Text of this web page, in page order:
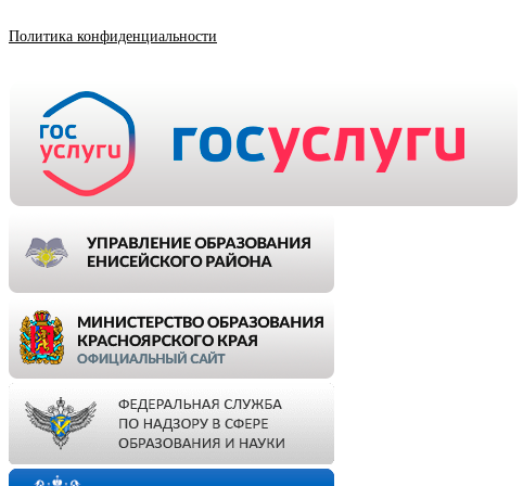
Политика конфиденциальности